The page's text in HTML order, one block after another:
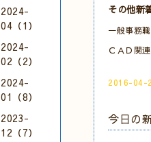
その他新
一般事務
ＣＡＤ関
2016-04-
今日の
2024-
04（1）
2024-
02（2）
2024-
01（8）
2023-
12（7）